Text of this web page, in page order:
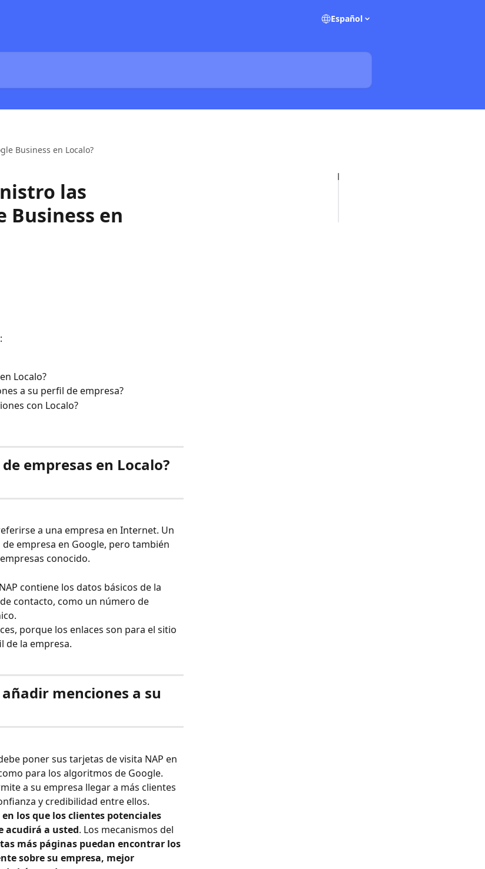
Español
Business en Localo?
las
Business en
Localo?
a su perfil de empresa?
con Localo?
empresas en Localo?
a una empresa en Internet. Un
empresa en Google, pero también
conocido.
contiene los datos básicos de la
contacto, como un número de
porque los enlaces son para el sitio
de la empresa.
menciones a su
poner sus tarjetas de visita NAP en
para los algoritmos de Google.
a su empresa llegar a más clientes
y credibilidad entre ellos.
los que los clientes potenciales
acudirá a usted. Los mecanismos del
más páginas puedan encontrar los
sobre su empresa, mejor